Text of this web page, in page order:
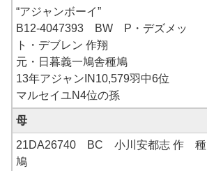
“アジャンボーイ”
B12-4047393 BW P・デズメッ
ト・デブレン 作翔
元・日暮義一鳩舎種鳩
13年アジャンIN10,579羽中6位
マルセイユN4位の孫
母
21DA26740 BC 小川安都志 作 種
鳩